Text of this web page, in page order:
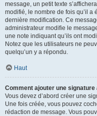
message, un petit texte
modifié, le nombre de fois qu’il a
dernière modification. Ce
administrateur modifie le
une note indiquant qu’ils ont
Notez que les utilisateurs ne
quelqu’un y a répondu.
Haut
Comment ajouter une
Vous devez d’abord créer une
Une fois créée, vous pouvez
rédaction de message. Vous